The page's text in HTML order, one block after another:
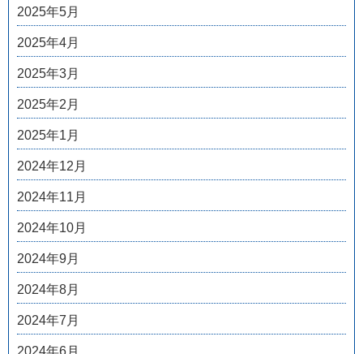
2025年5月
2025年4月
2025年3月
2025年2月
2025年1月
2024年12月
2024年11月
2024年10月
2024年9月
2024年8月
2024年7月